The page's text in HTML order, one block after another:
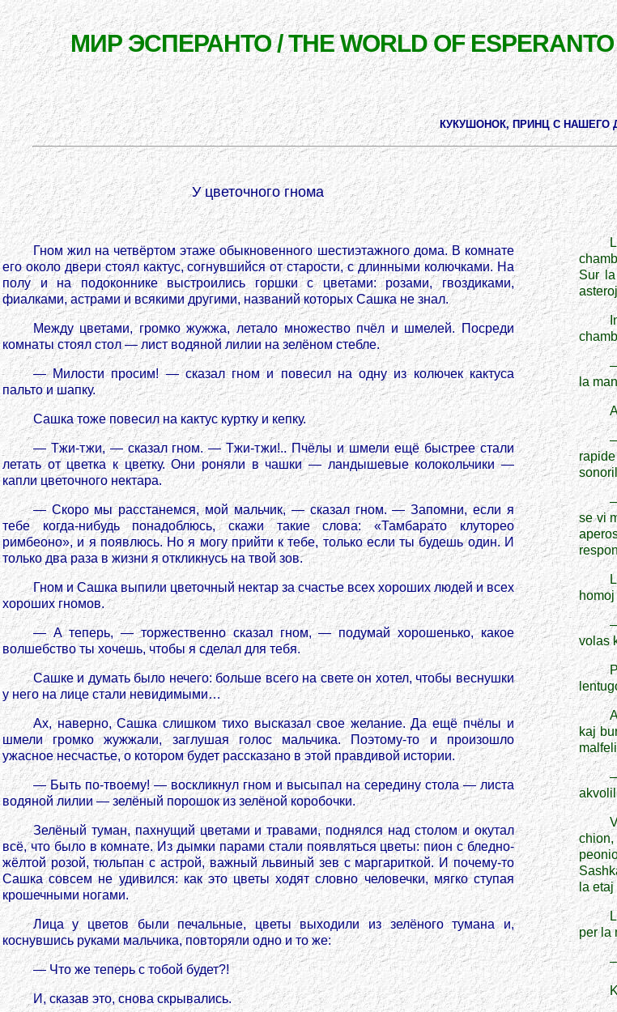
МИР ЭСПЕРАНТО / THE WORLD OF ESPERANTO
КУКУШОНОК, ПРИНЦ С НАШЕГО
У цветочного гнома
Гном жил на четвёртом этаже обыкновенного шестиэтажного дома. В комнате
его около двери стоял кактус, согнувшийся от старости, с длинными колючками. На
полу и на подоконнике выстроились горшки с цветами: розами, гвоздиками,
фиалками, астрами и всякими другими, названий которых Сашка не знал.
Между цветами, громко жужжа, летало множество пчёл и шмелей. Посреди
комнаты стоял стол — лист водяной лилии на зелёном стебле.
— Милости просим! — сказал гном и повесил на одну из колючек кактуса
пальто и шапку.
Сашка тоже повесил на кактус куртку и кепку.
— Тжи-тжи, — сказал гном. — Тжи-тжи!.. Пчёлы и шмели ещё быстрее стали
летать от цветка к цветку. Они роняли в чашки — ландышевые колокольчики —
капли цветочного нектара.
— Скоро мы расстанемся, мой мальчик, — сказал гном. — Запомни, если я
тебе когда-нибудь понадоблюсь, скажи такие слова: «Тамбарато клуторео
римбеоно», и я появлюсь. Но я могу прийти к тебе, только если ты будешь один. И
только два раза в жизни я откликнусь на твой зов.
Гном и Сашка выпили цветочный нектар за счастье всех хороших людей и всех
хороших гномов.
— А теперь, — торжественно сказал гном, — подумай хорошенько, какое
волшебство ты хочешь, чтобы я сделал для тебя.
Сашке и думать было нечего: больше всего на свете он хотел, чтобы веснушки
у него на лице стали невидимыми…
Ах, наверно, Сашка слишком тихо высказал свое желание. Да ещё пчёлы и
шмели громко жужжали, заглушая голос мальчика. Поэтому-то и произошло
ужасное несчастье, о котором будет рассказано в этой правдивой истории.
— Быть по-твоему! — воскликнул гном и высыпал на середину стола — листа
водяной лилии — зелёный порошок из зелёной коробочки.
Зелёный туман, пахнущий цветами и травами, поднялся над столом и окутал
всё, что было в комнате. Из дымки парами стали появляться цветы: пион с бледно-
жёлтой розой, тюльпан с астрой, важный львиный зев с маргариткой. И почему-то
Сашка совсем не удивился: как это цветы ходят словно человечки, мягко ступая
крошечными ногами.
Лица у цветов были печальные, цветы выходили из зелёного тумана и,
коснувшись руками мальчика, повторяли одно и то же:
— Что же теперь с тобой будет?!
И, сказав это, снова скрывались.
Sur
la
se vi
volas
kaj
la
per la